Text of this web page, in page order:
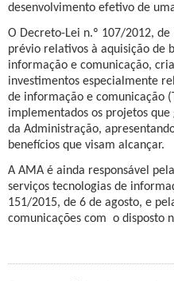
desenvolvimento efetivo de
O Decreto-Lei n.º 107/2012,
prévio relativos à aquisição de
informação e comunicação,
investimentos especialmente
de informação e comunicação
implementados os projetos
da Administração,
benefícios que visam alcançar.
A AMA é ainda responsável
serviços tecnologias de
151/2015, de 6 de agosto, e
comunicações com o disposto